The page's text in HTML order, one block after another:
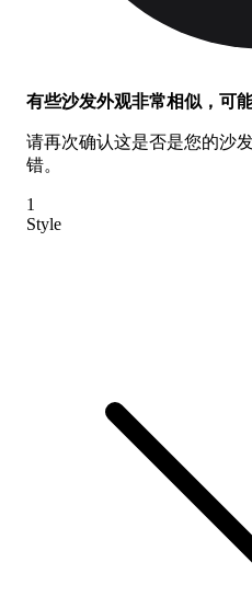
有些沙发外观非常相似，可
请再次确认这是否是您的沙
错。
1
Style